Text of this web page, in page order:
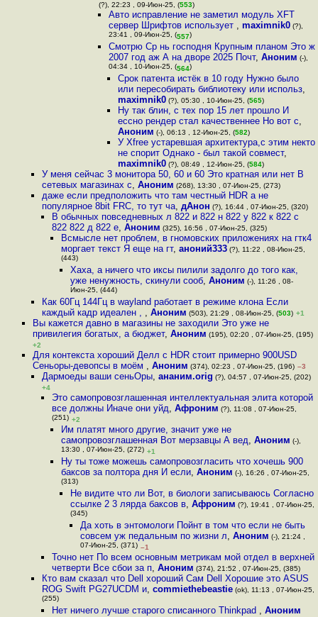
(?), 22:23 , 09-Июн-25, (553)
Авто исправление не заметил модуль XFT
сервер Шрифтов использует , maximnik0(?),
23:41 , 09-Июн-25, (557)
Смотрю Ср нь господня Крупным планом Это ж
2007 год аж А на дворе 2025 Почт, Аноним (-),
04:34 , 10-Июн-25, (564)
Срок патента истёк в 10 году Нужно было
или пересобирать библиотеку или использ,
maximnik0(?), 05:30 , 10-Июн-25, (565)
Ну так блин, с тех пор 15 лет прошло И
ессно рендер стал качественнее Но вот с,
Аноним (-), 06:13 , 12-Июн-25, (582)
У Xfree устаревшая архитектура,с этим некто
не спорит Однако - был такой совмест,
maximnik0(?), 08:49 , 12-Июн-25, (584)
У меня сейчас 3 монитора 50, 60 и 60 Это кратная или нет В
сетевых магазинах с,Аноним (268), 13:30 , 07-Июн-25, (273)
даже если предположить что там честный HDR а не
популярное 8bit FRC, то тут ча,дАнон (?), 16:44 , 07-Июн-25, (320)
В обычных повседневных л 822 и 822 н 822 у 822 к 822 с
822 822 д 822 е, Аноним (325), 16:56 , 07-Июн-25, (325)
Всмысле нет проблем, в гномовских приложениях на гтк4
моргает текст Я еще на гт, аноний333(?), 11:22 , 08-Июн-25,
(443)
Хаха, а ничего что иксы пилили задолго до того как,
уже ненужность, скинули сооб,Аноним (-), 11:26 , 08-
Июн-25, (444)
Как 60Гц 144Гц в wayland работает в режиме клона Если
каждый кадр идеален , ,Аноним (503), 21:29 , 08-Июн-25, (503) +1
Вы кажется давно в магазины не заходили Это уже не
привилегия богатых, а бюджет, Аноним (195), 02:20 , 07-Июн-25, (195)
+2
Для контекста хороший Делл с HDR стоит примерно 900USD
Сеньоры-девопсы в моём , Аноним (374), 02:23 , 07-Июн-25, (196) –3
Дармоеды ваши сеньОры,ананим.orig (?), 04:57 , 07-Июн-25, (202)
+4
Это самопровозглашенная интеллектуальная элита которой
все должны Иначе они уйд, Афроним (?), 11:08 , 07-Июн-25,
(251) +2
Им платят много другие, значит уже не
самопровозглашенная Вот мерзавцы А вед, Аноним (-),
13:30 , 07-Июн-25, (272) +1
Ну ты тоже можешь самопровозгласить что хочешь 900
баксов за полтора дня И если, Аноним (-), 16:26 , 07-Июн-25,
(313)
Не видите что ли Вот, в биологи записываюсь Согласно
ссылке 2 3 лярда баксов в,Афроним (?), 19:41 , 07-Июн-25,
(345)
Да хоть в энтомологи Пойнт в том что если не быть
совсем уж педальным по жизни л, Аноним (-), 21:24 ,
07-Июн-25, (371) –1
Точно нет По всем основным метрикам мой отдел в верхней
четверти Все сбои за п, Аноним (374), 21:52 , 07-Июн-25, (385)
Кто вам сказал что Dell хороший Сам Dell Хорошие это ASUS
ROG Swift PG27UCDM и,commiethebeastie (ok), 11:13 , 07-Июн-25,
(255)
Нет ничего лучше старого списанного Thinkpad , Аноним